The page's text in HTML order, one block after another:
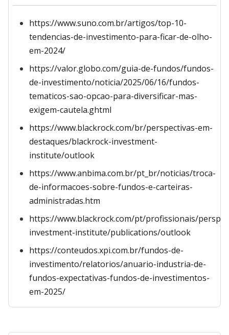
https://www.suno.com.br/artigos/top-10-
tendencias-de-investimento-para-ficar-de-olho-
em-2024/
https://valor.globo.com/guia-de-fundos/fundos-
de-investimento/noticia/2025/06/16/fundos-
tematicos-sao-opcao-para-diversificar-mas-
exigem-cautela.ghtml
https://www.blackrock.com/br/perspectivas-em-
destaques/blackrock-investment-
institute/outlook
https://www.anbima.com.br/pt_br/noticias/troca-
de-informacoes-sobre-fundos-e-carteiras-
administradas.htm
https://www.blackrock.com/pt/profissionais/
investment-institute/publications/outlook
https://conteudos.xpi.com.br/fundos-de-
investimento/relatorios/anuario-industria-de-
fundos-expectativas-fundos-de-investimentos-
em-2025/